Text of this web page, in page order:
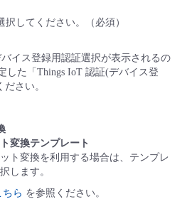
択してください。（必須）
イス登録用認証選択が表示されるの
した「Things IoT 認証(デバイス登
さい。
変換テンプレート
ト変換を利用する場合は、テンプレ
します。
ちら を参照ください。